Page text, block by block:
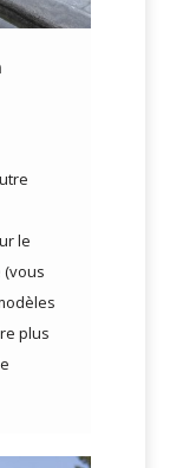
le
(vous
plus